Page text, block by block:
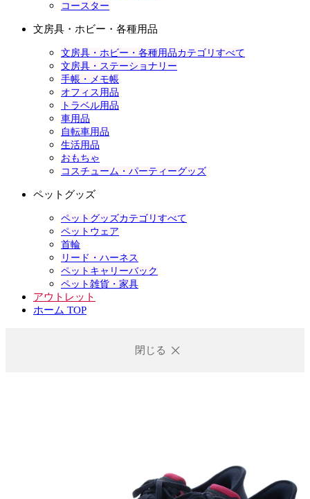
コースター
文房具・ホビー・各種用品
文房具・ホビー・各種用品カテゴリすべて
文房具・ステーショナリー
手帳・メモ帳
オフィス用品
トラベル用品
車用品
自転車用品
生活用品
おもちゃ
コスチューム・パーティーグッズ
ペットグッズ
ペットグッズカテゴリすべて
ペットウェア
首輪
リード・ハーネス
ペットキャリーバック
ペット雑貨・家具
アウトレット
ホーム TOP
閉じる